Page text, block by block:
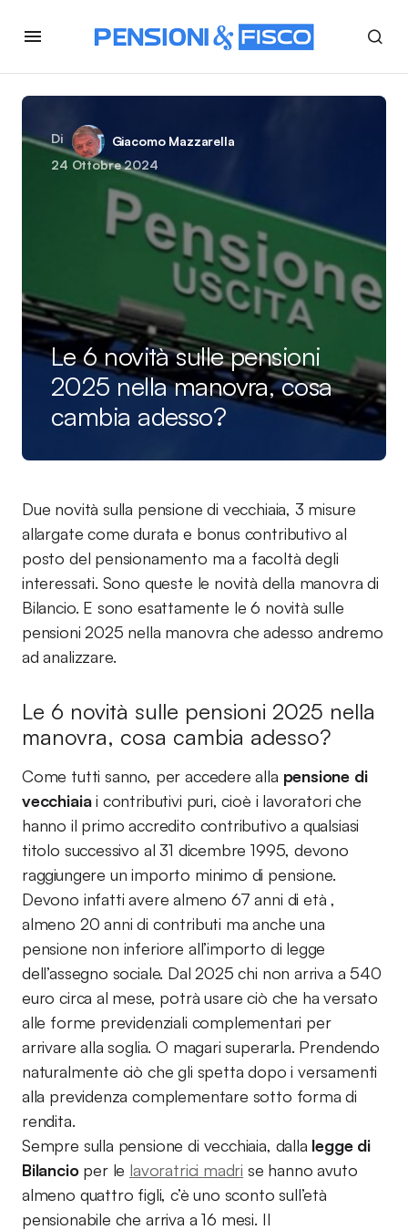
Di
Giacomo Mazzarella
24 Ottobre 2024
Le 6 novità sulle pensioni
2025 nella manovra, cosa
cambia adesso?
Due novità sulla pensione di vecchiaia, 3 misure
allargate come durata e bonus contributivo al
posto del pensionamento ma a facoltà degli
interessati. Sono queste le novità della manovra di
Bilancio. E sono esattamente le 6 novità sulle
pensioni 2025 nella manovra che adesso andremo
ad analizzare.
Le 6 novità sulle pensioni 2025 nella
manovra, cosa cambia adesso?
Come tutti sanno, per accedere alla pensione di
vecchiaiai contributivi puri, cioè i lavoratori che
hanno il primo accredito contributivo a qualsiasi
titolo successivo al 31 dicembre 1995, devono
raggiungere un importo minimo di pensione.
Devono infatti avere almeno 67 anni di età ,
almeno 20 anni di contributi ma anche una
pensione non inferiore all’importo di legge
dell’assegno sociale. Dal 2025 chi non arriva a 540
euro circa al mese, potrà usare ciò che ha versato
alle forme previdenziali complementari per
arrivare alla soglia. O magari superarla. Prendendo
naturalmente ciò che gli spetta dopo i versamenti
alla previdenza complementare sotto forma di
rendita.
Sempre sulla pensione di vecchiaia, dalla legge di
Bilancioper le lavoratrici madri se hanno avuto
almeno quattro figli, c’è uno sconto sull’età
pensionabile che arriva a 16 mesi. Il